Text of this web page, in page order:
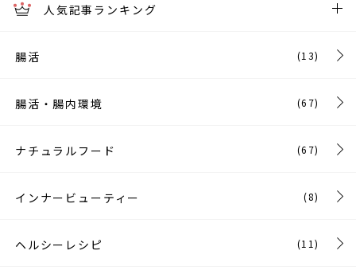
人気記事ランキング
腸活 (13)
腸活・腸内環境 (67)
ナチュラルフード (67)
インナービューティー (8)
ヘルシーレシピ (11)